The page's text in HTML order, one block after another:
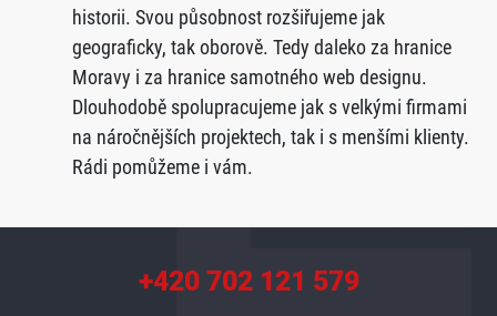
historii. Svou působnost rozšiřujeme jak
geograficky, tak oborově. Tedy daleko za hranice
Moravy i za hranice samotného web designu.
Dlouhodobě spolupracujeme jak s velkými firmami
na náročnějších projektech, tak i s menšími klienty.
Rádi pomůžeme i vám.
+420 702 121 579